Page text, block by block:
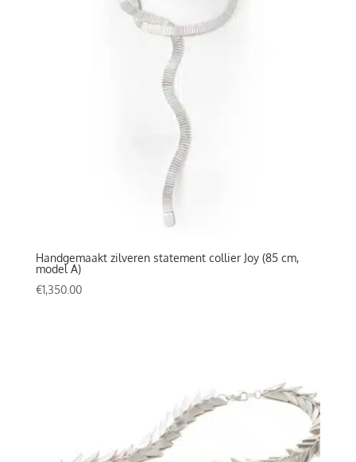
Handgemaakt zilveren statement collier Joy (85 cm,
model A)
€1,350.00